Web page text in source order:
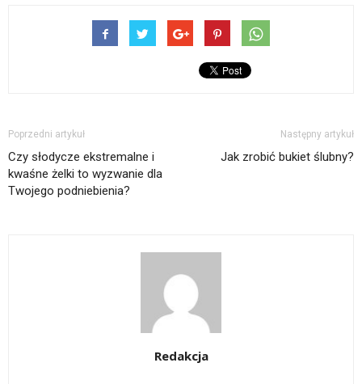
Poprzedni artykuł
Czy słodycze ekstremalne i
kwaśne żelki to wyzwanie dla
Twojego podniebienia?
Następny artykuł
Jak zrobić bukiet ślubny?
Redakcja